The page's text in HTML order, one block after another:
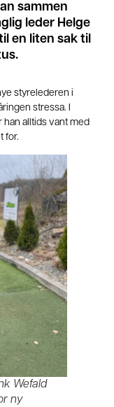
sammen
leder Helge
en liten sak til
styrelederen i
stressa. I
alltids vant med
for.
Wefald
ny